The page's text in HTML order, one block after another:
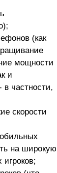
(как
мощности
и
частности,
скорости
на широкую